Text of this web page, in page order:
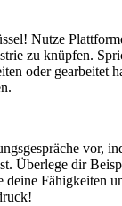
Nutze
zu knüpfen.
oder gearbeitet
vor,
Überlege dir
deine Fähigkeiten